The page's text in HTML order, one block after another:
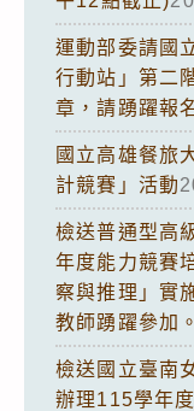
運動部委請國
行動站」第二
章，請踴躍報
國立高雄餐旅
計競賽」活動
檢送普通型高
年度能力競賽
察與推理」實
教師踴躍參加。
檢送國立臺南
辦理115學年